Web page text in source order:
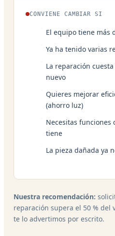
CONVIENE CAMBIAR SI
El equipo tiene más
Ya ha tenido varias
La reparación
nuevo
Quieres mejorar
(ahorro luz)
Necesitas
tiene
La pieza dañada ya
Nuestra recomendación:
reparación supera el 50 % del
te lo advertimos por escrito.